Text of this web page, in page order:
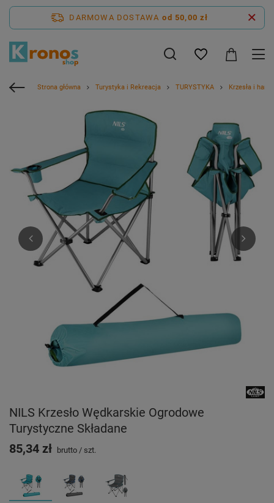
DARMOWA DOSTAWA od 50,00 zł
Strona główna Turystyka i Rekreacja TURYSTYKA Krzesła i
NILS Krzesło Wędkarskie Ogrodowe
Turystyczne Składane
85,34 zł
brutto / szt.